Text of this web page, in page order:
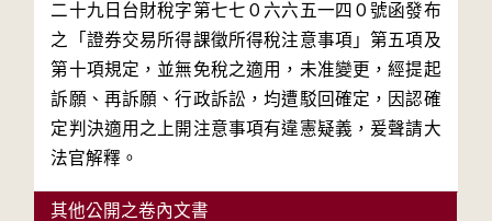
二十九日台財稅字第七七０六六五一四０號函發布
之「證券交易所得課徵所得稅注意事項」第五項及
第十項規定，並無免稅之適用，未准變更，經提起
訴願、再訴願、行政訴訟，均遭駁回確定，因認確
定判決適用之上開注意事項有違憲疑義，爰聲請大
其他公開之卷內文書